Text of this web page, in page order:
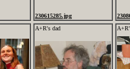
230615285.jpg
A+R's dad